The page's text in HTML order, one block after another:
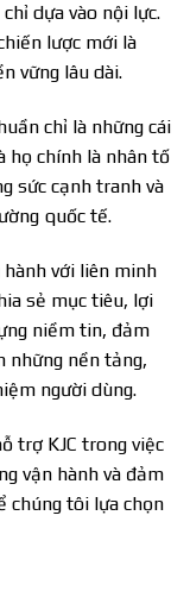
dựa vào nội lực.
lược mới là
vững lâu dài.
chỉ là những cái
họ chính là nhân tố
sức cạnh tranh và
quốc tế.
với liên minh
sẻ mục tiêu, lợi
niềm tin, đảm
những nền tảng,
người dùng.
trợ KJC trong việc
vận hành và đảm
chúng tôi lựa chọn